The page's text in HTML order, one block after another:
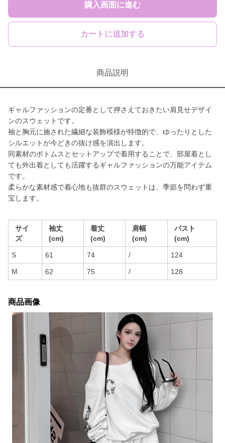
購入画面に進む
カートに追加する
商品説明
ギャルファッションの定番として押さえておきたい肩見せデザイ
ンのスウェットです。
袖と胸元に施された繊細な装飾模様が特徴的で、ゆったりとした
シルエットが今どきの抜け感を演出します。
同素材のボトムスとセットアップで着用することで、部屋着とし
ても外出着としても活躍するギャルファッションの万能アイテム
です。
柔らかな素材感で着心地も抜群のスウェットは、季節を問わず重
宝します。
サイ
ズ
袖丈
(cm)
着丈
(cm)
肩幅
(cm)
バスト
(cm)
S 61 74 / 124
M 62 75 / 128
商品画像